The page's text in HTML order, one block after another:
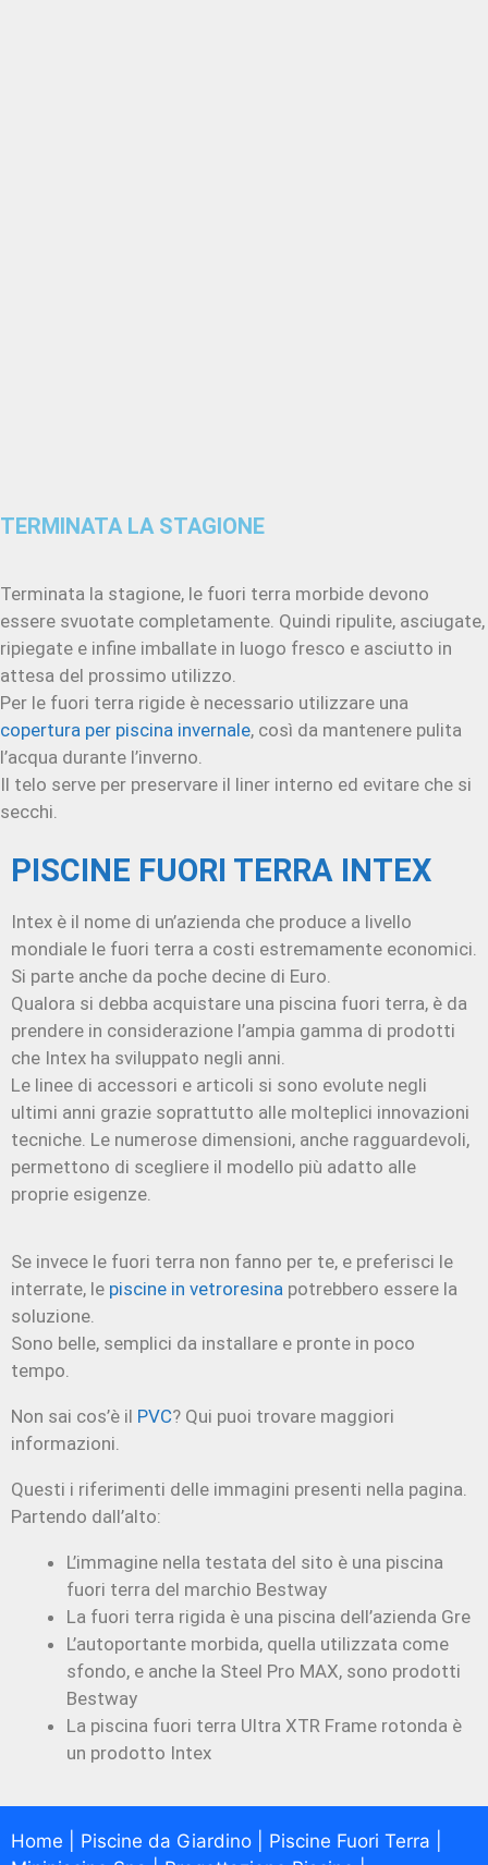
TERMINATA LA STAGIONE
Terminata la stagione, le fuori terra morbide devono
essere svuotate completamente. Quindi ripulite, asciugate,
ripiegate e infine imballate in luogo fresco e asciutto in
attesa del prossimo utilizzo.
Per le fuori terra rigide è necessario utilizzare una
copertura per piscina invernale, così da mantenere pulita
l’acqua durante l’inverno.
Il telo serve per preservare il liner interno ed evitare che si
secchi.
PISCINE FUORI TERRA INTEX
Intex è il nome di un’azienda che produce a livello
mondiale le fuori terra a costi estremamente economici.
Si parte anche da poche decine di Euro.
Qualora si debba acquistare una piscina fuori terra, è da
prendere in considerazione l’ampia gamma di prodotti
che Intex ha sviluppato negli anni.
Le linee di accessori e articoli si sono evolute negli
ultimi anni grazie soprattutto alle molteplici innovazioni
tecniche. Le numerose dimensioni, anche ragguardevoli,
permettono di scegliere il modello più adatto alle
proprie esigenze.
Se invece le fuori terra non fanno per te, e preferisci le
interrate, le piscine in vetroresina potrebbero essere la
soluzione.
Sono belle, semplici da installare e pronte in poco
tempo.
Non sai cos’è il PVC? Qui puoi trovare maggiori
informazioni.
Questi i riferimenti delle immagini presenti nella pagina.
Partendo dall’alto:
L’immagine nella testata del sito è una piscina
fuori terra del marchio Bestway
La fuori terra rigida è una piscina dell’azienda Gre
L’autoportante morbida, quella utilizzata come
sfondo, e anche la Steel Pro MAX, sono prodotti
Bestway
La piscina fuori terra Ultra XTR Frame rotonda è
un prodotto Intex
Home Piscine da Giardino Piscine Fuori Terra